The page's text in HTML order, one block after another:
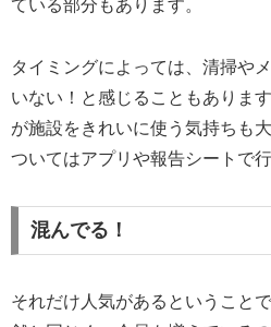
ている部分もあります。
タイミングによっては、清掃や
いない！と感じることもありま
が施設をきれいに使う気持ちも
ついてはアプリや報告シートで
混んでる！
それだけ人気があるということ